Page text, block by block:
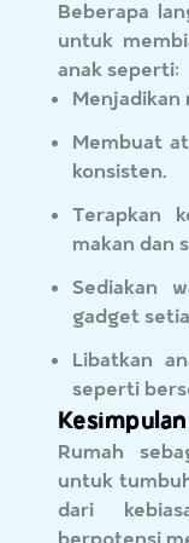
Beberapa
untuk
anak seperti:
Menjadikan
Membuat
konsisten.
Terapkan
makan dan
Sediakan
gadget
Libatkan
seperti
Kesimpulan
Rumah
untuk
dari